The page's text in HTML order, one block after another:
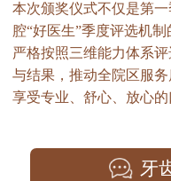
本次颁奖仪式不仅是第
腔“好医生”季度评选机
严格按照三维能力体系
与结果，推动全院区服
享受专业、舒心、放心的
牙